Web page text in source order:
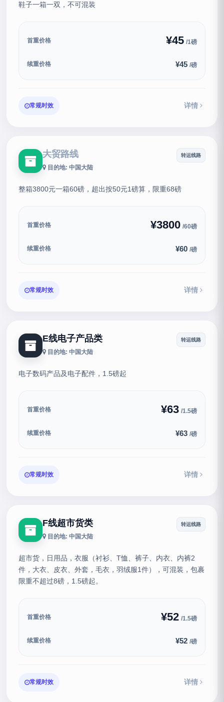
鞋子一箱一双，不可混装
首重价格 ¥45 /1磅
续重价格 ¥45 /磅
常规时效 详情
大贸路线
目的地: 中国大陆
转运线路
整箱3800元一箱60磅，超出按50元1磅算，限重68磅
首重价格 ¥3800 /60磅
续重价格 ¥60 /磅
常规时效 详情
E线电子产品类
目的地: 中国大陆
转运线路
电⼦数码产品及电⼦配件，1.5磅起
首重价格 ¥63 /1.5磅
续重价格 ¥63 /磅
常规时效 详情
F线超市货类
目的地: 中国大陆
转运线路
超市货，日用品，衣服（衬衫、T恤、裤子、内衣、内裤2
件，大衣、皮衣、外套，毛衣，羽绒服1件），可混装，包裹
限重不超过8磅，1.5磅起。
首重价格 ¥52 /1.5磅
续重价格 ¥52 /磅
常规时效 详情